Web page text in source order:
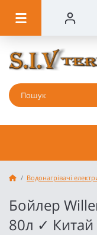
Водонагрівачі
Бойлер
80л ✓ Китай